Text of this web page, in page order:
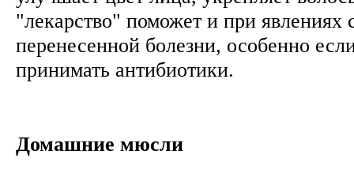
"лекарство" поможет и при явлениях
перенесенной болезни, особенно
принимать антибиотики.
Домашние мюсли